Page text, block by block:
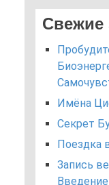
Свежие
Имёна
Секрет
Поездка
Запись